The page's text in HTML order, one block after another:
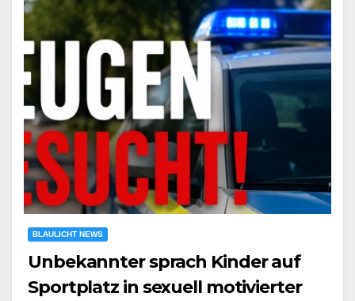
BLAULICHT NEWS
Unbekannter sprach Kinder auf
Sportplatz in sexuell motivierter